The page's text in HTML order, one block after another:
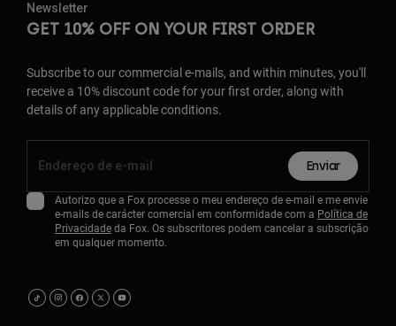
Newsletter
GET 10% OFF ON YOUR FIRST ORDER
Subscribe to our commercial e-mails, and within minutes, you'll
receive a 10% discount code for your first order, along with
details of any applicable conditions.
Enviar
Autorizo que a Fox processe o meu endereço de e-mail e me envie
e-mails de carácter comercial em conformidade com a Política de
Privacidadeda Fox. Os subscritores podem cancelar a subscrição
em qualquer momento.